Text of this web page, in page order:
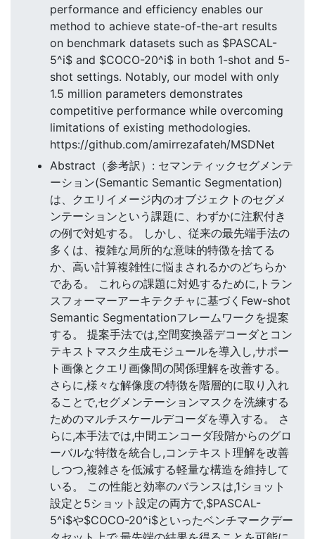
performance and efficiency enables our
method to achieve state-of-the-art results
on benchmark datasets such as $PASCAL-
5^i$ and $COCO-20^i$ in both 1-shot and 5-
shot settings. Notably, our model with only
1.5 million parameters demonstrates
competitive performance while overcoming
limitations of existing methodologies.
https://github.com/amirrezafateh/MSDNet
Abstract（参考訳）: セマンティックセグメンテ
ーション(Semantic Semantic Segmentation)
は、クエリイメージ内のオブジェクトのセグメ
ンテーションという課題に、わずかに注釈付き
の例で対処する。 しかし、従来の最先端手法の
多くは、複雑な局所的な意味的特徴を捨てる
か、高い計算複雑性に悩まされるかのどちらか
である。 これらの課題に対処するために,トラン
スフォーマーアーキテクチャに基づくFew-shot
Semantic Segmentationフレームワークを提案
する。 提案手法では,空間変換器デコーダとコン
テキストマスク生成モジュールを導入し,サポー
ト画像とクエリ画像間の関係理解を改善する。
さらに,様々な解像度の特徴を階層的に取り入れ
ることで,セグメンテーションマスクを洗練する
ためのマルチスケールデコーダを導入する。 さ
らに,本手法では,中間エンコーダ段階からのグロ
ーバルな特徴を統合し,コンテキスト理解を改善
しつつ,複雑さを低減する軽量な構造を維持して
いる。 この性能と効率のバランスは,1ショット
設定と5ショット設定の両方で,$PASCAL-
5^i$や$COCO-20^i$といったベンチマークデー